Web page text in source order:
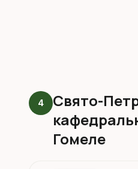
4
Свято-
Гомеле